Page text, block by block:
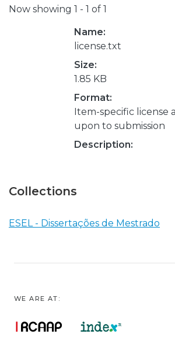
Now showing 1 - 1 of 1
Name:
license.txt
Size:
1.85 KB
Format:
Item-specific license
upon to submission
Description:
Collections
ESEL - Dissertações de Mestrado
WE ARE AT: